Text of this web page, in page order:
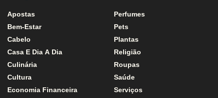
Apostas
Bem-Estar
Cabelo
Casa E Dia A Dia
Culinária
Cultura
Economia Financeira
Perfumes
Pets
Plantas
Religião
Roupas
Saúde
Serviços